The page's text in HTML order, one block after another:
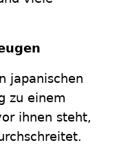
japanischen
zu einem
ihnen steht,